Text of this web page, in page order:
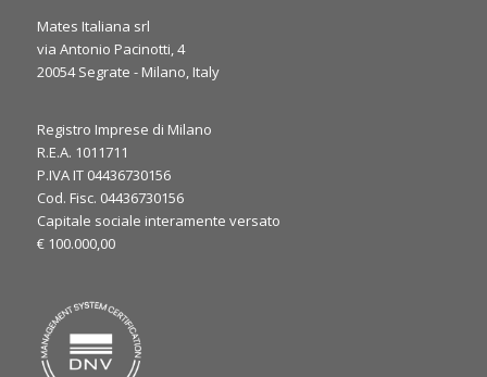
0 1 Twitter
·Do. 6 März, 2025
It’s the final day at JEC World 2025! ⏳
We’re here to discuss your needs and explore how our
expertise can support your applications. Let’s make the most
of the last day, see you at our booth!
Mates Italiana srl
via Antonio Pacinotti, 4
20054 Segrate - Milano, Italy
Registro Imprese di Milano
R.E.A. 1011711
P.IVA IT 04436730156
Cod. Fisc. 04436730156
Capitale sociale interamente versato
€ 100.000,00